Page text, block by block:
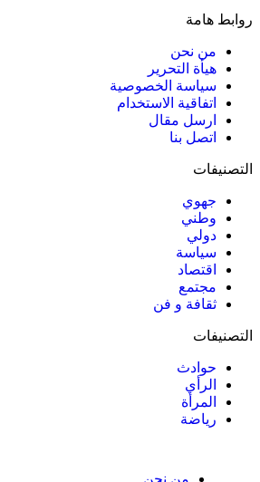
روابط هامة
من نحن
هيأة التحرير
سياسة الخصوصية
اتفاقية الاستخدام
ارسل مقال
اتصل بنا
التصنيفات
جهوي
وطني
دولي
سياسة
اقتصاد
مجتمع
ثقافة و فن
التصنيفات
حوادث
الرأي
المرأة
رياضة
من نحن